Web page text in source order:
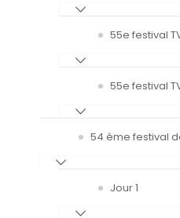
55e festival
55e festival
54 ème festival
Jour 1